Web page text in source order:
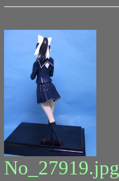
No_27919.jpg